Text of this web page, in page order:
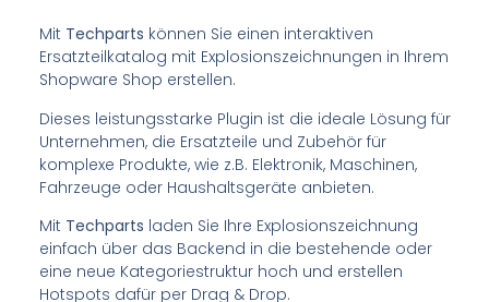
Mit Techparts können Sie einen interaktiven
Ersatzteilkatalog mit Explosionszeichnungen in Ihrem
Shopware Shop erstellen.
Dieses leistungsstarke Plugin ist die ideale Lösung für
Unternehmen, die Ersatzteile und Zubehör für
komplexe Produkte, wie z.B. Elektronik, Maschinen,
Fahrzeuge oder Haushaltsgeräte anbieten.
Mit Techparts laden Sie Ihre Explosionszeichnung
einfach über das Backend in die bestehende oder
eine neue Kategoriestruktur hoch und erstellen
Hotspots dafür per Drag & Drop.